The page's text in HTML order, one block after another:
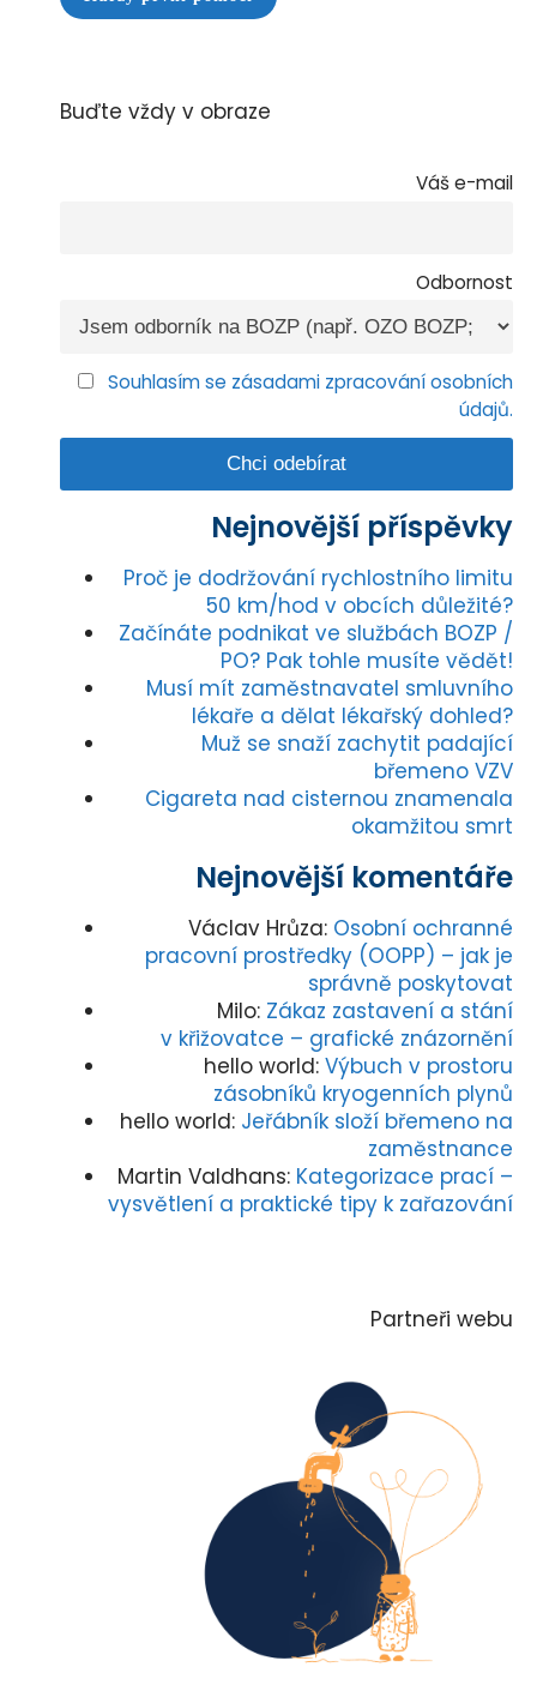
Buďte vždy v obraze
Váš e-mail
Odbornost
Souhlasím se zásadami zpracování osobních
údajů.
Nejnovější příspěvky
Proč je dodržování rychlostního limitu
50 km/hod v obcích důležité?
Začínáte podnikat ve službách BOZP /
PO? Pak tohle musíte vědět!
Musí mít zaměstnavatel smluvního
lékaře a dělat lékařský dohled?
Muž se snaží zachytit padající
břemeno VZV
Cigareta nad cisternou znamenala
okamžitou smrt
Nejnovější komentáře
Václav Hrůza: Osobní ochranné
pracovní prostředky (OOPP) – jak je
správně poskytovat
Milo: Zákaz zastavení a stání
v křižovatce – grafické znázornění
hello world: Výbuch v prostoru
zásobníků kryogenních plynů
hello world: Jeřábník složí břemeno na
zaměstnance
Martin Valdhans: Kategorizace prací –
vysvětlení a praktické tipy k zařazování
Partneři webu